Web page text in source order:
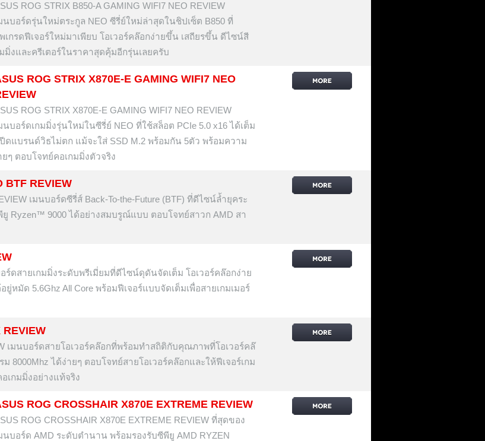
ROG STRIX B850-A GAMING WIFI7 NEO REVIEW
นบอร์ดรุ่นใหม่ตระกูล NEO ซีรี่ย์ใหม่ล่าสุดในชิปเซ็ต B850 ที่
เกรดฟีเจอร์ใหม่มาเพียบ โอเวอร์คล๊อกง่ายขึ้น เสถียรขึ้น ดีไซน์สี
งและครีเตอร์ในราคาสุดคุ้มอีกรุ่นเลยครับ
ROG STRIX X870E-E GAMING WIFI7 NEO
ROG STRIX X870E-E GAMING WIFI7 NEO REVIEW
นบอร์ดเกมมิ่งรุ่นใหม่ในซีรี่ย์ NEO ที่ใช้สล็อต PCIe 5.0 x16 ได้เต็ม
ดแบรนด์วิธไม่ตก แม้จะใส่ SSD M.2 พร้อมกัน 5ตัว พร้อมความ
ยๆ ตอบโจทย์คอเกมมิ่งตัวจริง
BTF REVIEW
เมนบอร์ดซีรี่ส์ Back-To-the-Future (BTF) ที่ดีไซน์ล้ำยุคระ
Ryzen™ 9000 ได้อย่างสมบรูณ์แบบ ตอบโจทย์สาวก AMD สา
อร์ดสายเกมมิ่งระดับพรีเมี่ยมที่ดีไซน์ดุดันจัดเต็ม โอเวอร์คล๊อกง่าย
ยู่หมัด 5.6Ghz All Core พร้อมฟีเจอร์แบบจัดเต็มเพื่อสายเกมเมอร์
REVIEW
เมนบอร์ดสายโอเวอร์คล๊อกที่พร้อมทำสถิติกับคุณภาพที่โอเวอร์คล๊
ม 8000Mhz ได้ง่ายๆ ตอบโจทย์สายโอเวอร์คล๊อกและให้ฟีเจอร์เกม
เกมมิ่งอย่างแท้จริง
ROG CROSSHAIR X870E EXTREME REVIEW
ROG CROSSHAIR X870E EXTREME REVIEW ที่สุดของ
นบอร์ด AMD ระดับตำนาน พร้อมรองรับซีพียู AMD RYZEN